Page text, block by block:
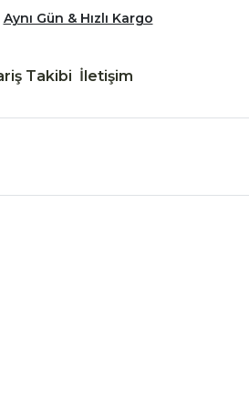
Aynı Gün & Hızlı Kargo
Takibi İletişim